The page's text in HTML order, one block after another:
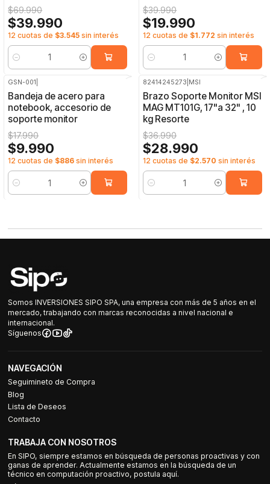
$69.990
$39.990
12 cuotas de $3.545 sin interés
Cantidad
$39.990
$19.990
12 cuotas de $1.772 sin interés
Cantidad
OFF
GSN-001
Bandeja de acero para
notebook, accesorio de
soporte monitor
$17.990
$9.990
12 cuotas de $886 sin interés
Cantidad
82414245273 MSI
Brazo Soporte Monitor MSI
MAG MT101G, 17"a 32" , 10
kg Resorte
$36.990
$28.990
12 cuotas de $2.570 sin interés
Cantidad
Somos INVERSIONES SIPO SPA, una empresa con más de 5 años en el
mercado, trabajando con marcas reconocidas a nivel nacional e
internacional.
Síguenos
NAVEGACIÓN
Seguimineto de Compra
Blog
Lista de Deseos
Contacto
TRABAJA CON NOSOTROS
En SIPO, siempre estamos en búsqueda de personas proactivas y con
ganas de aprender. Actualmente estamos en la búsqueda de un
técnico en computación proactivo, postula aquí.